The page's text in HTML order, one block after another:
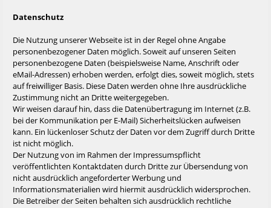
Datenschutz
Die Nutzung unserer Webseite ist in der Regel ohne Angabe
personenbezogener Daten möglich. Soweit auf unseren Seiten
personenbezogene Daten (beispielsweise Name, Anschrift oder
eMail-Adressen) erhoben werden, erfolgt dies, soweit möglich, stets
auf freiwilliger Basis. Diese Daten werden ohne Ihre ausdrückliche
Zustimmung nicht an Dritte weitergegeben.
Wir weisen darauf hin, dass die Datenübertragung im Internet (z.B.
bei der Kommunikation per E-Mail) Sicherheitslücken aufweisen
kann. Ein lückenloser Schutz der Daten vor dem Zugriff durch Dritte
ist nicht möglich.
Der Nutzung von im Rahmen der Impressumspflicht
veröffentlichten Kontaktdaten durch Dritte zur Übersendung von
nicht ausdrücklich angeforderter Werbung und
Informationsmaterialien wird hiermit ausdrücklich widersprochen.
Die Betreiber der Seiten behalten sich ausdrücklich rechtliche